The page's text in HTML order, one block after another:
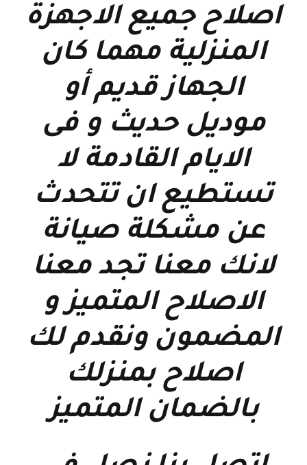
اصلاح جميع الاجهزة
المنزلية مهما كان
الجهاز قديم أو
موديل حديث و فى
الايام القادمة لا
تستطيع ان تتحدث
عن مشكلة صيانة
لانك معنا تجد معنا
الاصلاح المتميز و
المضمون ونقدم لك
اصلاح بمنزلك
بالضمان المتميز